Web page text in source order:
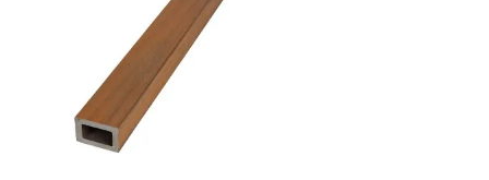
сравнить